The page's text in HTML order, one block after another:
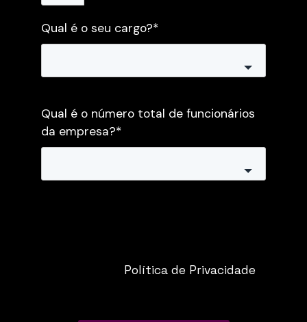
Qual é o seu cargo?*
Qual é o número total de funcionários
da empresa?*
Política de Privacidade